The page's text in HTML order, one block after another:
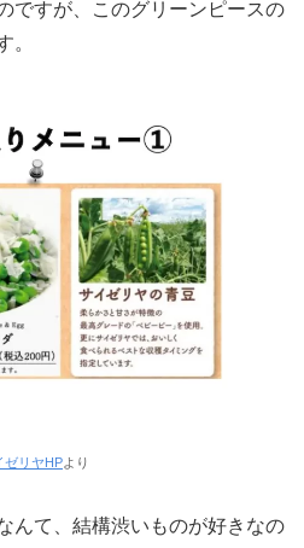
ですが、このグリーンピースの
。
ゼリヤHPより
んて、結構渋いものが好きなの